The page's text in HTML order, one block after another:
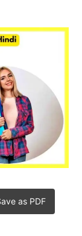
as PDF